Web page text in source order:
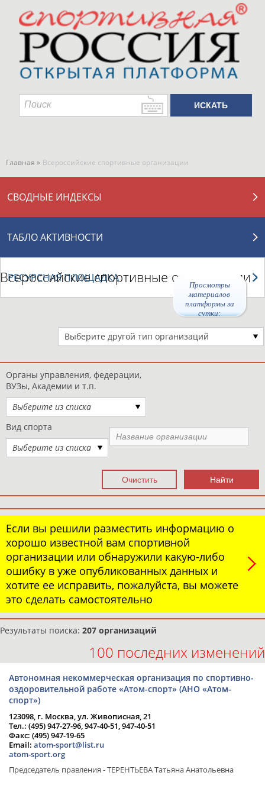
Просмотры
материалов
платформы за
сутки:
Главная » Всероссийские спортивные организации
СВОДНЫЕ ИНДЕКСЫ
ТАБЛО АКТИВНОСТИ
РЕСУРСНАЯ ПЛОЩАДКА
Всероссийские спортивные организации
Выберите другой тип организаций
Органы управления, федерации,
ВУЗы, Академии и т.п.
Выберите из списка
Вид спорта
Выберите из списка
Если вы решили разместить информацию о
хорошо известной вам спортивной
организации или обнаружили какую-либо
ошибку в уже опубликованных данных и
хотите ее исправить, пожалуйста, вы можете
это сделать самостоятельно
Результаты поиска: 207 организаций
100 последних изменений
Автономная некоммерческая организация по спортивно-
оздоровительной работе «Атом-спорт» (АНО «Атом-
спорт»)
123098, г. Москва, ул. Живописная, 21
Тел.: (495) 947-27-96, 947-40-51, 947-40-51
Факс: (495) 947-19-65
Email: atom-sport@list.ru
atom-sport.org
Председатель правления - ТЕРЕНТЬЕВА Татьяна Анатольевна